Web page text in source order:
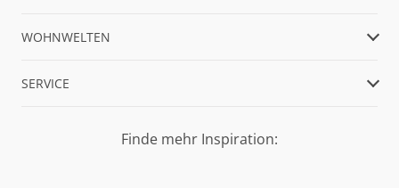
WOHNWELTEN
SERVICE
Finde mehr Inspiration: